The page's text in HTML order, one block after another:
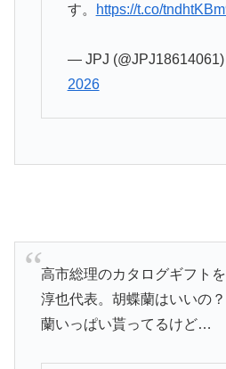
す。
https://t.co/
— JPJ (@JPJ18614061)
2026
高市総理のカタログギフト
淳也代表。胡蝶蘭はいいの
蘭いっぱい貰ってるけど…